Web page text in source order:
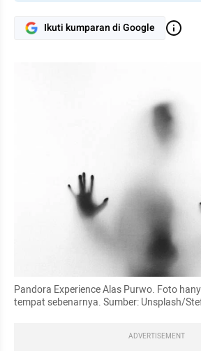
Ikuti kumparan di Google
Pandora Experience Alas Purwo. Foto
tempat sebenarnya. Sumber: Unsplash/
ADVERTISEMENT